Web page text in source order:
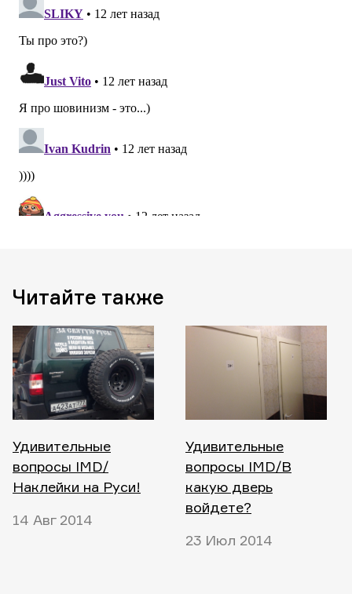
Читайте также
Удивительные
вопросы IMD/
Наклейки на Руси!
14 Авг 2014
Удивительные
вопросы IMD/В
какую дверь
войдете?
23 Июл 2014